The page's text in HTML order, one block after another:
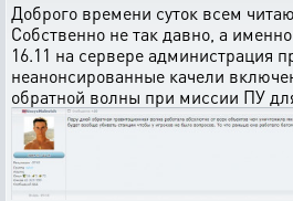
Доброго времени суток всем
Собственно не так давно, а
16.11 на сервере администрация
неанонсированные качели
обратной волны при миссии ПУ